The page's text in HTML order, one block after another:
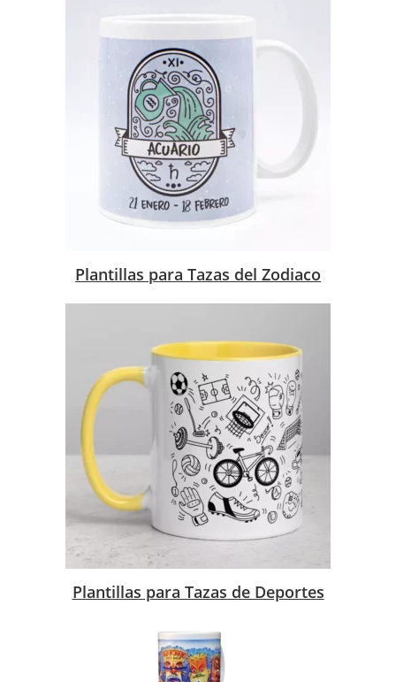
Plantillas para Tazas del Zodiaco
Plantillas para Tazas de Deportes